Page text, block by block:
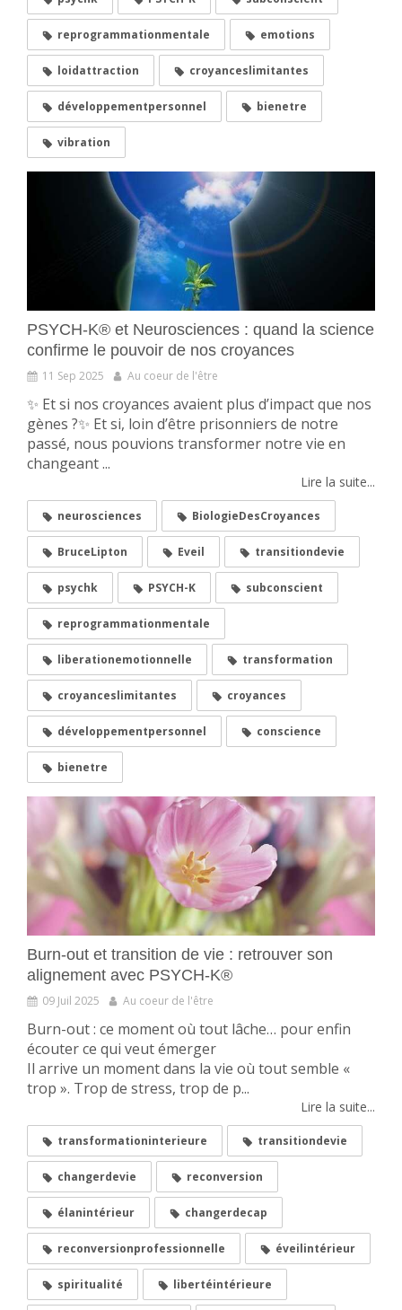
reprogrammationmentale emotions
loidattraction croyanceslimitantes
développementpersonnel bienetre
vibration
PSYCH-K® et Neurosciences : quand la science
confirme le pouvoir de nos croyances
11 Sep 2025 Au coeur de l'être
✨ Et si nos croyances avaient plus d’impact que nos
gènes ?✨ Et si, loin d’être prisonniers de notre
passé, nous pouvions transformer notre vie en
changeant ...
Lire la suite...
neurosciences BiologieDesCroyances
BruceLipton Eveil transitiondevie
psychk PSYCH-K subconscient
reprogrammationmentale
liberationemotionnelle transformation
croyanceslimitantes croyances
développementpersonnel conscience
bienetre
Burn-out et transition de vie : retrouver son
alignement avec PSYCH-K®
09 Juil 2025 Au coeur de l'être
Burn-out : ce moment où tout lâche… pour enfin
écouter ce qui veut émerger
Il arrive un moment dans la vie où tout semble «
trop ». Trop de stress, trop de p...
Lire la suite...
transformationinterieure transitiondevie
changerdevie reconversion
élanintérieur changerdecap
reconversionprofessionnelle éveilintérieur
spiritualité libertéintérieure